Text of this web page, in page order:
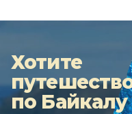
Хотите
по Байкалу